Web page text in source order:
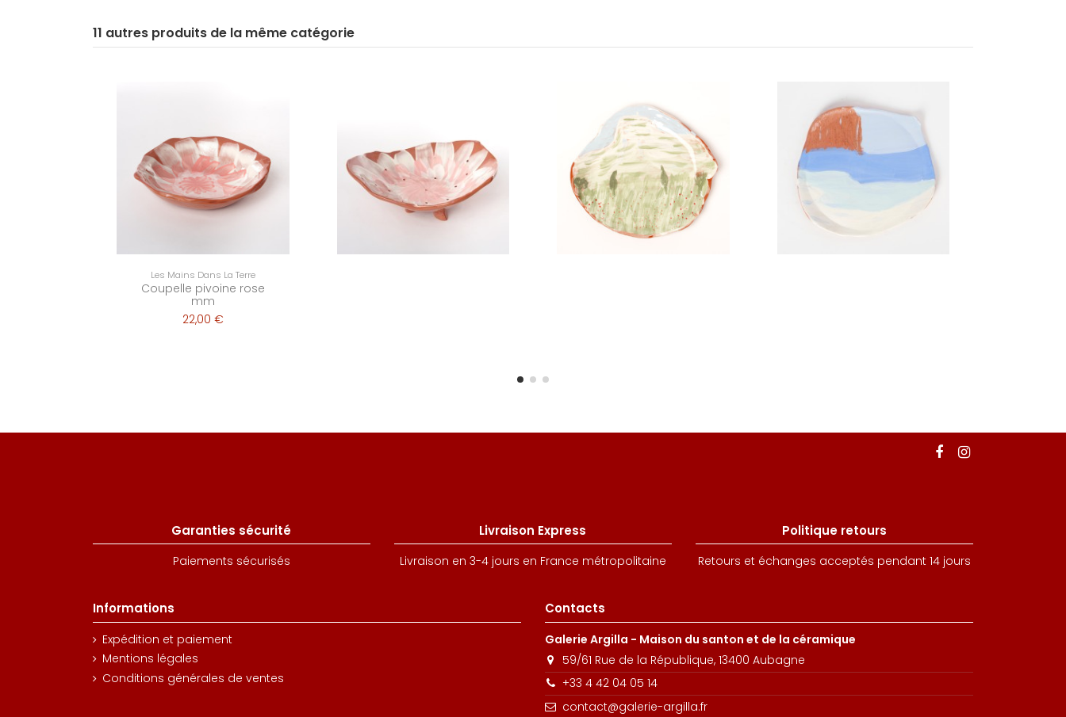
11 autres produits de la même catégorie
Les Mains Dans La Terre
Coupelle pivoine rose
mm
22,00 €
Garanties sécurité
Paiements sécurisés
Livraison Express
Livraison en 3-4 jours en France métropolitaine
Politique retours
Retours et échanges acceptés pendant 14 jours
Informations
Expédition et paiement
Mentions légales
Conditions générales de ventes
Contacts
Galerie Argilla - Maison du santon et de la céramique
59/61 Rue de la République, 13400 Aubagne
+33 4 42 04 05 14
contact@galerie-argilla.fr